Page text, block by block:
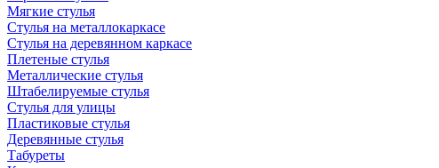
Мягкие стулья
Стулья на металлокаркасе
Стулья на деревянном каркасе
Плетеные стулья
Металлические стулья
Штабелируемые стулья
Стулья для улицы
Пластиковые стулья
Деревянные стулья
Табуреты